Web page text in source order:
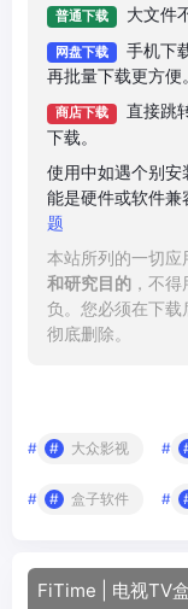
普通下载 大文件
网盘下载
手机下
再批量下载更方便。
商店下载
直接跳
下载。
使用中如遇个别安
能是硬件或软件兼
题
本站所列的一切应
和研究目的 ，不
负。您必须在下
彻底删除。
# 大众影视 #
# 盒子软件 #
FiTime | 电视TV